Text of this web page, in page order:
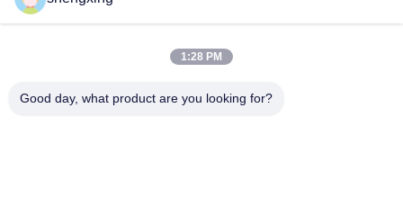
পোল্ট্রি নিয়ন্ত্রণ ব্যবস্থা
হাঁস-মুরগির জিনিসপত্র
1:28 PM
Good day, what product are you looking for?